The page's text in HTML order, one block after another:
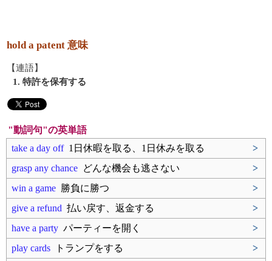
hold a patent 意味
【連語】
1. 特許を保有する
"動詞句"の英単語
take a day off1日休暇を取る、1日休みを取る
>
grasp any chance どんな機会も逃さない
>
win a game 勝負に勝つ
>
give a refund 払い戻す、返金する
>
have a party パーティーを開く
>
play cards トランプをする
>